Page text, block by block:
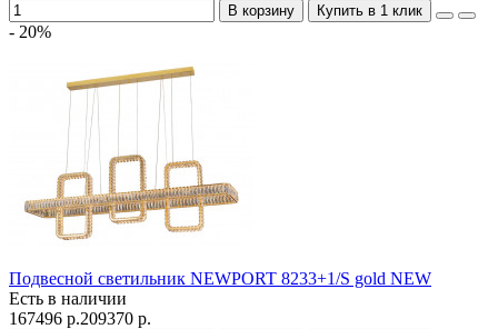
В корзину Купить в 1 клик
- 20%
Подвесной светильник NEWPORT 8233+1/S gold NEW
Есть в наличии
167496 р.209370 р.